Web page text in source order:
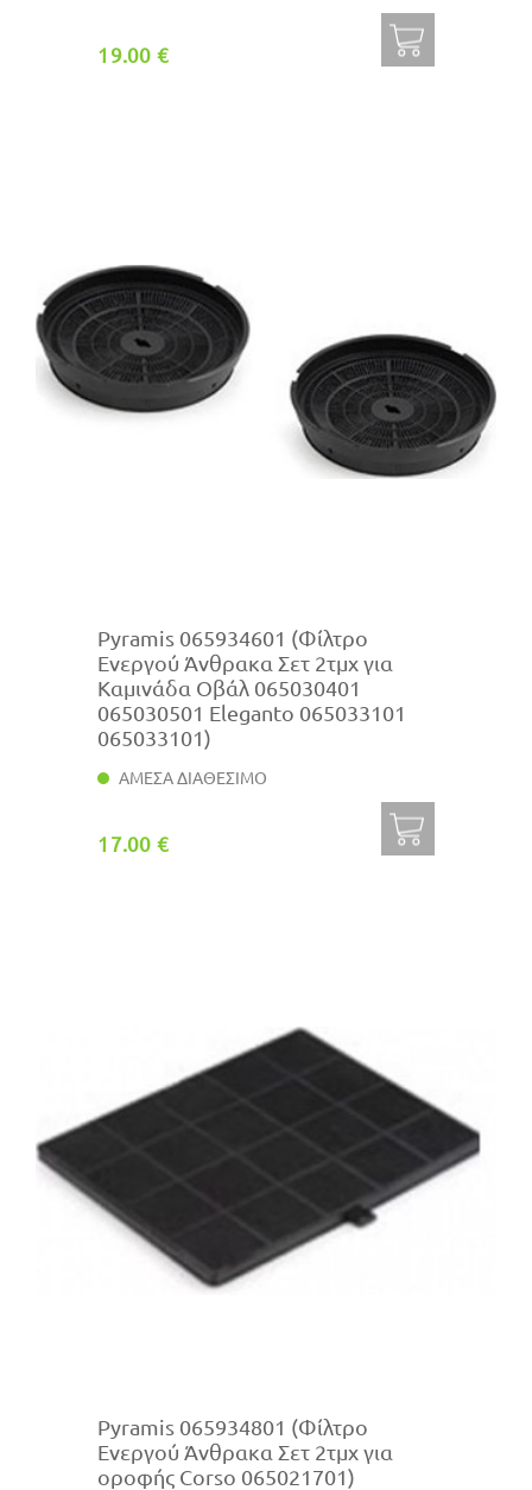
19.00 €
Pyramis 065934601 (Φίλτρο
Ενεργού Άνθρακα Σετ 2τμχ για
Καμινάδα Οβάλ 065030401
065030501 Eleganto 065033101
065033101)
ΑΜΕΣΑ ΔΙΑΘΕΣΙΜΟ
17.00 €
Pyramis 065934801 (Φίλτρο
Ενεργού Άνθρακα Σετ 2τμχ για
οροφής Corso 065021701)